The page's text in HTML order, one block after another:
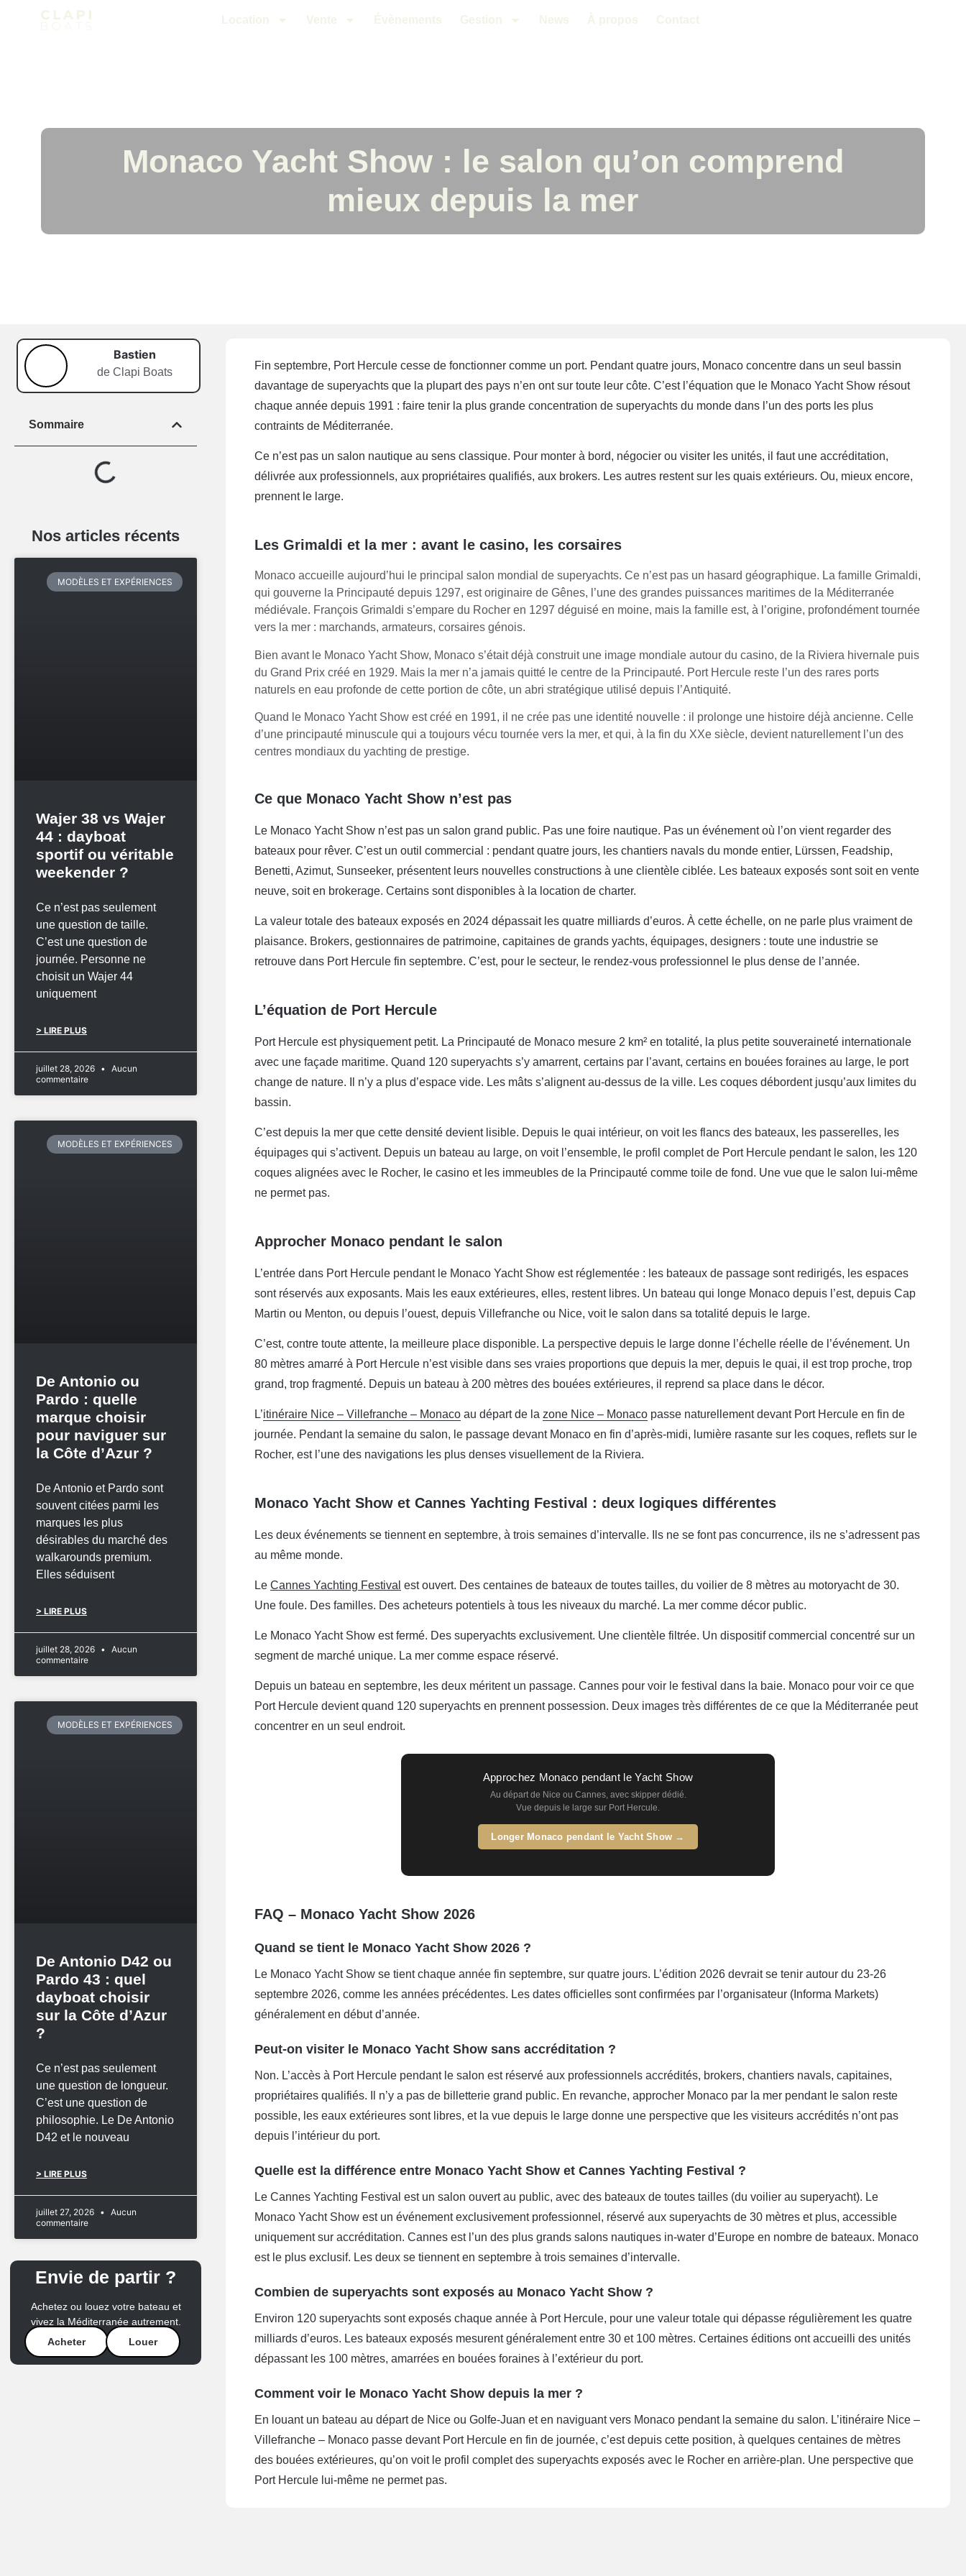
Location Vente Évènements Gestion News À propos Contact
Monaco Yacht Show : le salon qu’on comprend
mieux depuis la mer
Sommaire
Nos articles récents
MODÈLES ET EXPÉRIENCES
Wajer 38 vs Wajer
44 : dayboat
sportif ou véritable
weekender ?
Ce n’est pas seulement
une question de taille.
C’est une question de
journée. Personne ne
choisit un Wajer 44
uniquement
> LIRE PLUS
juillet 28, 2026
Aucun
commentaire
MODÈLES ET EXPÉRIENCES
De Antonio ou
Pardo : quelle
marque choisir
pour naviguer sur
la Côte d’Azur ?
De Antonio et Pardo sont
souvent citées parmi les
marques les plus
désirables du marché des
walkarounds premium.
Elles séduisent
> LIRE PLUS
juillet 28, 2026
Aucun
commentaire
MODÈLES ET EXPÉRIENCES
De Antonio D42 ou
Pardo 43 : quel
dayboat choisir
sur la Côte d’Azur
?
Ce n’est pas seulement
une question de longueur.
C’est une question de
philosophie. Le De Antonio
D42 et le nouveau
> LIRE PLUS
juillet 27, 2026
Aucun
commentaire
Envie de partir ?
Achetez ou louez votre bateau et
vivez la Méditerranée autrement.
Acheter
Louer
Bastien
de Clapi Boats
Fin septembre, Port Hercule cesse de fonctionner comme un port. Pendant quatre jours, Monaco concentre dans un seul bassin
davantage de superyachts que la plupart des pays n’en ont sur toute leur côte. C’est l’équation que le Monaco Yacht Show résout
chaque année depuis 1991 : faire tenir la plus grande concentration de superyachts du monde dans l’un des ports les plus
contraints de Méditerranée.
Ce n’est pas un salon nautique au sens classique. Pour monter à bord, négocier ou visiter les unités, il faut une accréditation,
délivrée aux professionnels, aux propriétaires qualifiés, aux brokers. Les autres restent sur les quais extérieurs. Ou, mieux encore,
prennent le large.
Les Grimaldi et la mer : avant le casino, les corsaires
Monaco accueille aujourd’hui le principal salon mondial de superyachts. Ce n’est pas un hasard géographique. La famille Grimaldi,
qui gouverne la Principauté depuis 1297, est originaire de Gênes, l’une des grandes puissances maritimes de la Méditerranée
médiévale. François Grimaldi s’empare du Rocher en 1297 déguisé en moine, mais la famille est, à l’origine, profondément tournée
vers la mer : marchands, armateurs, corsaires génois.
Bien avant le Monaco Yacht Show, Monaco s’était déjà construit une image mondiale autour du casino, de la Riviera hivernale puis
du Grand Prix créé en 1929. Mais la mer n’a jamais quitté le centre de la Principauté. Port Hercule reste l’un des rares ports
naturels en eau profonde de cette portion de côte, un abri stratégique utilisé depuis l’Antiquité.
Quand le Monaco Yacht Show est créé en 1991, il ne crée pas une identité nouvelle : il prolonge une histoire déjà ancienne. Celle
d’une principauté minuscule qui a toujours vécu tournée vers la mer, et qui, à la fin du XXe siècle, devient naturellement l’un des
centres mondiaux du yachting de prestige.
Ce que Monaco Yacht Show n’est pas
Le Monaco Yacht Show n’est pas un salon grand public. Pas une foire nautique. Pas un événement où l’on vient regarder des
bateaux pour rêver. C’est un outil commercial : pendant quatre jours, les chantiers navals du monde entier, Lürssen, Feadship,
Benetti, Azimut, Sunseeker, présentent leurs nouvelles constructions à une clientèle ciblée. Les bateaux exposés sont soit en vente
neuve, soit en brokerage. Certains sont disponibles à la location de charter.
La valeur totale des bateaux exposés en 2024 dépassait les quatre milliards d’euros. À cette échelle, on ne parle plus vraiment de
plaisance. Brokers, gestionnaires de patrimoine, capitaines de grands yachts, équipages, designers : toute une industrie se
retrouve dans Port Hercule fin septembre. C’est, pour le secteur, le rendez-vous professionnel le plus dense de l’année.
L’équation de Port Hercule
Port Hercule est physiquement petit. La Principauté de Monaco mesure 2 km² en totalité, la plus petite souveraineté internationale
avec une façade maritime. Quand 120 superyachts s’y amarrent, certains par l’avant, certains en bouées foraines au large, le port
change de nature. Il n’y a plus d’espace vide. Les mâts s’alignent au-dessus de la ville. Les coques débordent jusqu’aux limites du
bassin.
C’est depuis la mer que cette densité devient lisible. Depuis le quai intérieur, on voit les flancs des bateaux, les passerelles, les
équipages qui s’activent. Depuis un bateau au large, on voit l’ensemble, le profil complet de Port Hercule pendant le salon, les 120
coques alignées avec le Rocher, le casino et les immeubles de la Principauté comme toile de fond. Une vue que le salon lui-même
ne permet pas.
Approcher Monaco pendant le salon
L’entrée dans Port Hercule pendant le Monaco Yacht Show est réglementée : les bateaux de passage sont redirigés, les espaces
sont réservés aux exposants. Mais les eaux extérieures, elles, restent libres. Un bateau qui longe Monaco depuis l’est, depuis Cap
Martin ou Menton, ou depuis l’ouest, depuis Villefranche ou Nice, voit le salon dans sa totalité depuis le large.
C’est, contre toute attente, la meilleure place disponible. La perspective depuis le large donne l’échelle réelle de l’événement. Un
80 mètres amarré à Port Hercule n’est visible dans ses vraies proportions que depuis la mer, depuis le quai, il est trop proche, trop
grand, trop fragmenté. Depuis un bateau à 200 mètres des bouées extérieures, il reprend sa place dans le décor.
L’itinéraire Nice – Villefranche – Monaco au départ de la zone Nice – Monaco passe naturellement devant Port Hercule en fin de
journée. Pendant la semaine du salon, le passage devant Monaco en fin d’après-midi, lumière rasante sur les coques, reflets sur le
Rocher, est l’une des navigations les plus denses visuellement de la Riviera.
Monaco Yacht Show et Cannes Yachting Festival : deux logiques différentes
Les deux événements se tiennent en septembre, à trois semaines d’intervalle. Ils ne se font pas concurrence, ils ne s’adressent pas
au même monde.
Le Cannes Yachting Festival est ouvert. Des centaines de bateaux de toutes tailles, du voilier de 8 mètres au motoryacht de 30.
Une foule. Des familles. Des acheteurs potentiels à tous les niveaux du marché. La mer comme décor public.
Le Monaco Yacht Show est fermé. Des superyachts exclusivement. Une clientèle filtrée. Un dispositif commercial concentré sur un
segment de marché unique. La mer comme espace réservé.
Depuis un bateau en septembre, les deux méritent un passage. Cannes pour voir le festival dans la baie. Monaco pour voir ce que
Port Hercule devient quand 120 superyachts en prennent possession. Deux images très différentes de ce que la Méditerranée peut
concentrer en un seul endroit.
Approchez Monaco pendant le Yacht Show
Au départ de Nice ou Cannes, avec skipper dédié.
Vue depuis le large sur Port Hercule.
Longer Monaco pendant le Yacht Show →
FAQ – Monaco Yacht Show 2026
Quand se tient le Monaco Yacht Show 2026 ?
Le Monaco Yacht Show se tient chaque année fin septembre, sur quatre jours. L’édition 2026 devrait se tenir autour du 23-26
septembre 2026, comme les années précédentes. Les dates officielles sont confirmées par l’organisateur (Informa Markets)
généralement en début d’année.
Peut-on visiter le Monaco Yacht Show sans accréditation ?
Non. L’accès à Port Hercule pendant le salon est réservé aux professionnels accrédités, brokers, chantiers navals, capitaines,
propriétaires qualifiés. Il n’y a pas de billetterie grand public. En revanche, approcher Monaco par la mer pendant le salon reste
possible, les eaux extérieures sont libres, et la vue depuis le large donne une perspective que les visiteurs accrédités n’ont pas
depuis l’intérieur du port.
Quelle est la différence entre Monaco Yacht Show et Cannes Yachting Festival ?
Le Cannes Yachting Festival est un salon ouvert au public, avec des bateaux de toutes tailles (du voilier au superyacht). Le
Monaco Yacht Show est un événement exclusivement professionnel, réservé aux superyachts de 30 mètres et plus, accessible
uniquement sur accréditation. Cannes est l’un des plus grands salons nautiques in-water d’Europe en nombre de bateaux. Monaco
est le plus exclusif. Les deux se tiennent en septembre à trois semaines d’intervalle.
Combien de superyachts sont exposés au Monaco Yacht Show ?
Environ 120 superyachts sont exposés chaque année à Port Hercule, pour une valeur totale qui dépasse régulièrement les quatre
milliards d’euros. Les bateaux exposés mesurent généralement entre 30 et 100 mètres. Certaines éditions ont accueilli des unités
dépassant les 100 mètres, amarrées en bouées foraines à l’extérieur du port.
Comment voir le Monaco Yacht Show depuis la mer ?
En louant un bateau au départ de Nice ou Golfe-Juan et en naviguant vers Monaco pendant la semaine du salon. L’itinéraire Nice –
Villefranche – Monaco passe devant Port Hercule en fin de journée, c’est depuis cette position, à quelques centaines de mètres
des bouées extérieures, qu’on voit le profil complet des superyachts exposés avec le Rocher en arrière-plan. Une perspective que
Port Hercule lui-même ne permet pas.